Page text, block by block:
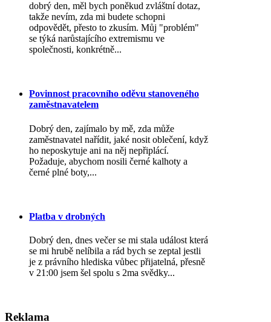
dobrý den, měl bych poněkud zvláštní dotaz,
takže nevím, zda mi budete schopni
odpovědět, přesto to zkusím. Můj "problém"
se týká narůstajícího extremismu ve
společnosti, konkrétně...
Povinnost pracovního oděvu stanoveného
zaměstnavatelem
Dobrý den, zajímalo by mě, zda může
zaměstnavatel nařídit, jaké nosit oblečení, když
ho neposkytuje ani na něj nepřiplácí.
Požaduje, abychom nosili černé kalhoty a
černé plné boty,...
Platba v drobných
Dobrý den, dnes večer se mi stala událost která
se mi hrubě nelíbila a rád bych se zeptal jestli
je z právního hlediska vůbec přijatelná, přesně
v 21:00 jsem šel spolu s 2ma svědky...
Reklama